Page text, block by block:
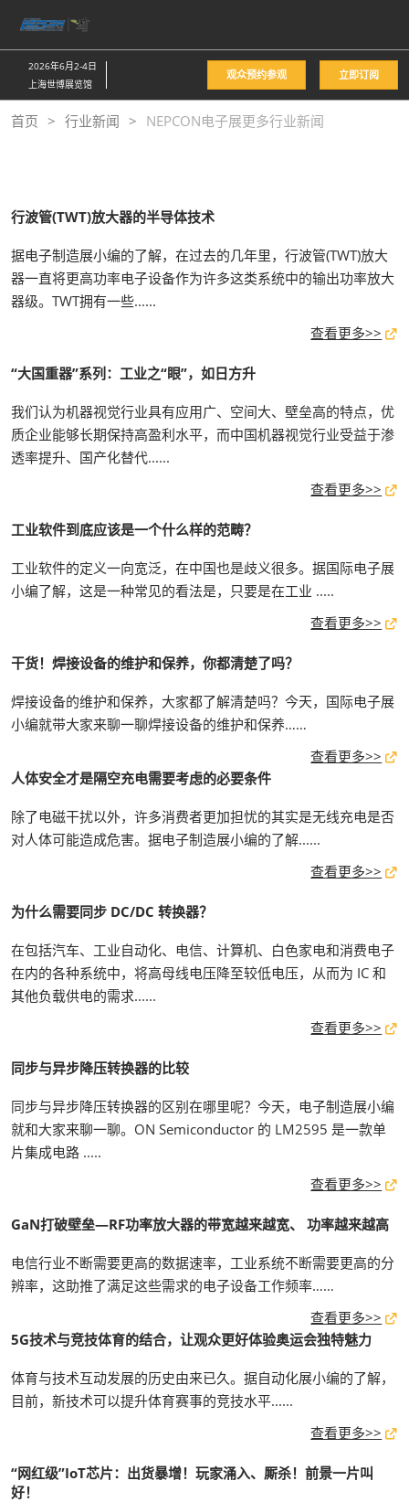
接
跳
至
内
2026年6月2-4日
上海世博展览馆
观众预约参观 立即订阅
首页 行业新闻 NEPCON电子展更多行业新闻
行波管(TWT)放大器的半导体技术
据电子制造展小编的了解，在过去的几年里，行波管(TWT)放大
器一直将更高功率电子设备作为许多这类系统中的输出功率放大
器级。TWT拥有一些......
查看更多>>
“大国重器”系列：工业之“眼”，如日方升
我们认为机器视觉行业具有应用广、空间大、壁垒高的特点，优
质企业能够长期保持高盈利水平，而中国机器视觉行业受益于渗
透率提升、国产化替代......
查看更多>>
工业软件到底应该是一个什么样的范畴？
工业软件的定义一向宽泛，在中国也是歧义很多。据国际电子展
小编了解，这是一种常见的看法是，只要是在工业 .....
查看更多>>
干货！焊接设备的维护和保养，你都清楚了吗？
焊接设备的维护和保养，大家都了解清楚吗？今天，国际电子展
小编就带大家来聊一聊焊接设备的维护和保养……
查看更多>>
人体安全才是隔空充电需要考虑的必要条件
除了电磁干扰以外，许多消费者更加担忧的其实是无线充电是否
对人体可能造成危害。据电子制造展小编的了解......
查看更多>>
为什么需要同步 DC/DC 转换器？
在包括汽车、工业自动化、电信、计算机、白色家电和消费电子
在内的各种系统中，将高母线电压降至较低电压，从而为 IC 和
其他负载供电的需求......
查看更多>>
同步与异步降压转换器的比较
同步与异步降压转换器的区别在哪里呢？今天，电子制造展小编
就和大家来聊一聊。ON Semiconductor 的 LM2595 是一款单
片集成电路 .....
查看更多>>
GaN打破壁垒—RF功率放大器的带宽越来越宽、 功率越来越高
电信行业不断需要更高的数据速率，工业系统不断需要更高的分
辨率，这助推了满足这些需求的电子设备工作频率……
查看更多>>
5G技术与竞技体育的结合，让观众更好体验奥运会独特魅力
体育与技术互动发展的历史由来已久。据自动化展小编的了解，
目前，新技术可以提升体育赛事的竞技水平......
查看更多>>
“网红级”IoT芯片：出货暴增！玩家涌入、厮杀！前景一片叫
好！